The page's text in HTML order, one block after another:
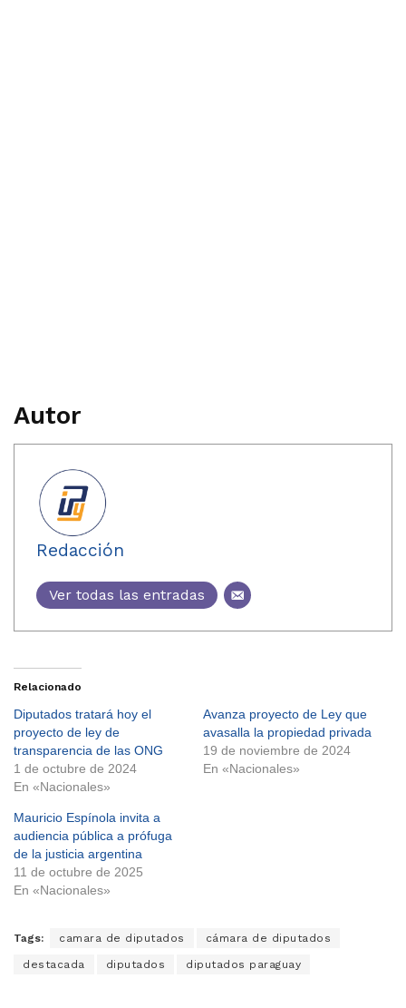
Autor
Redacción
Ver todas las entradas
Relacionado
Diputados tratará hoy el
proyecto de ley de
transparencia de las ONG
1 de octubre de 2024
En «Nacionales»
Avanza proyecto de Ley que
avasalla la propiedad privada
19 de noviembre de 2024
En «Nacionales»
Mauricio Espínola invita a
audiencia pública a prófuga
de la justicia argentina
11 de octubre de 2025
En «Nacionales»
Tags: camara de diputados cámara de diputados
destacada diputados diputados paraguay